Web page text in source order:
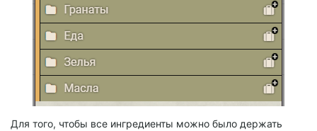
Для того, чтобы все ингредиенты можно было держать